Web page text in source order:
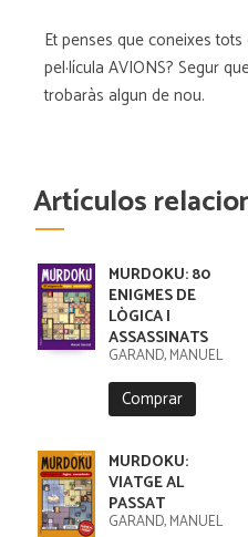
Et penses que coneixes
pel·lícula AVIONS? Segur
trobaràs algun de nou.
Artículos
MURDOKU: 80
ENIGMES DE
LÒGICA I
ASSASSINATS
GARAND, MANUEL
Comprar
MURDOKU:
VIATGE AL
PASSAT
GARAND, MANUEL